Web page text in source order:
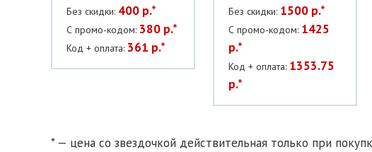
Без скидки: 400 р.*
С промо-кодом: 380 р.*
Код + оплата: 361 р.*
Без скидки: 1500 р.*
С промо-кодом: 1425
р.*
Код + оплата: 1353.75
р.*
* — цена со звездочкой действительная только при